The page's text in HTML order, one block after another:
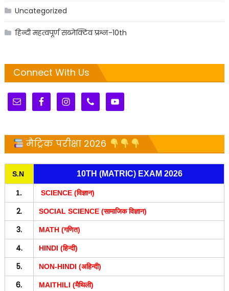
Uncategorized
हिन्दी महत्वपूर्ण सब्जेक्टिव प्रश्न-10th
Connect With Us
मैट्रिक परीक्षा 2026
S.N 10TH (MATRIC) EXAM 2026
1. SCIENCE (विज्ञान)
2. SOCIAL SCIENCE (सामाजिक विज्ञान)
3. MATH (गणित)
4. HINDI (हिन्दी)
5. NON-HINDI (अहिन्दी)
6. MAITHILI (मैथिली)